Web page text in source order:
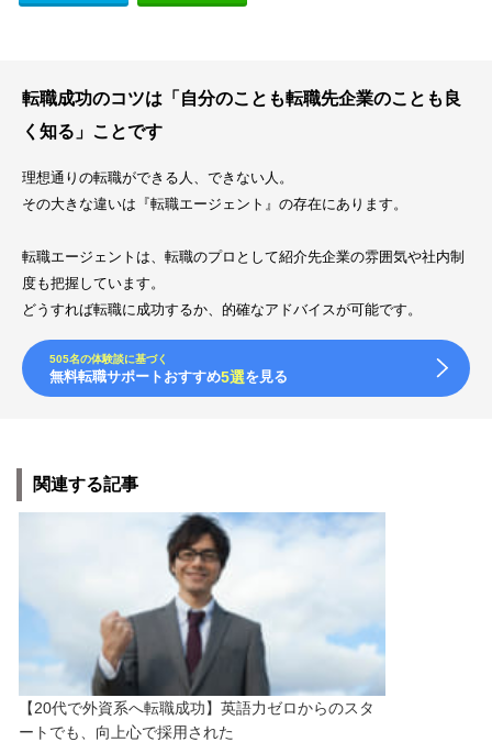
転職成功のコツは「自分のことも転職先企業のことも良
く知る」ことです
理想通りの転職ができる人、できない人。
その大きな違いは『転職エージェント』の存在にあります。
転職エージェントは、転職のプロとして紹介先企業の雰囲気や社内制
度も把握しています。
どうすれば転職に成功するか、的確なアドバイスが可能です。
505名の体験談に基づく
無料転職サポートおすすめ5選を見る
関連する記事
【20代で外資系へ転職成功】英語力ゼロからのスタ
ートでも、向上心で採用された